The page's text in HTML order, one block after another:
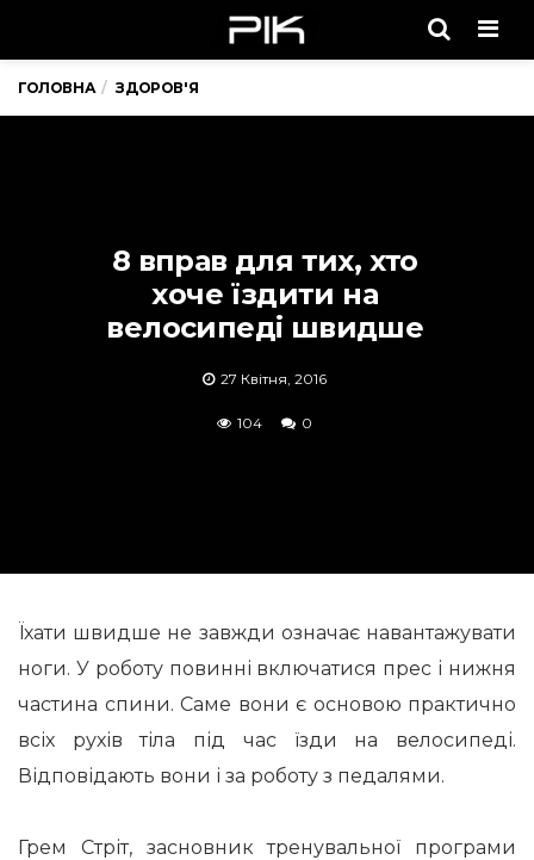
ГОЛОВНА ЗДОРОВ'Я
8 вправ для тих, хто
хоче їздити на
велосипеді швидше
27 Квітня, 2016
104 0
Їхати швидше не завжди означає навантажувати
ноги. У роботу повинні включатися прес і нижня
частина спини. Саме вони є основою практично
всіх рухів тіла під час їзди на велосипеді.
Відповідають вони і за роботу з педалями.
Грем Стріт, засновник тренувальної програми